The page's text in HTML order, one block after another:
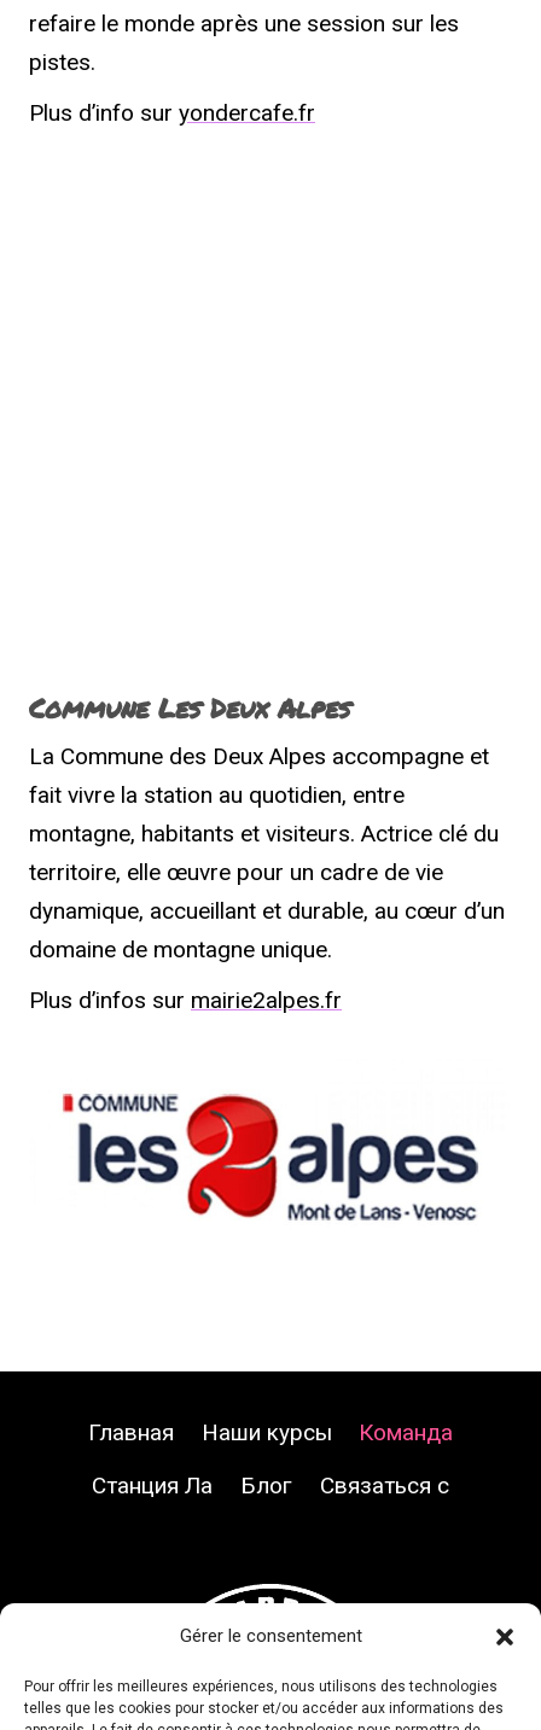
Gérer le consentement
Pour offrir les meilleures expériences, nous utilisons des technologies
telles que les cookies pour stocker et/ou accéder aux informations des
refaire le monde après une session sur les
pistes.
Plus d’info sur yondercafe.fr
Commune Les Deux Alpes
La Commune des Deux Alpes accompagne et
fait vivre la station au quotidien, entre
montagne, habitants et visiteurs. Actrice clé du
territoire, elle œuvre pour un cadre de vie
dynamique, accueillant et durable, au cœur d’un
domaine de montagne unique.
Plus d’infos sur mairie2alpes.fr
Главная Наши курсы
Команда
Станция Ла
Блог Связаться с